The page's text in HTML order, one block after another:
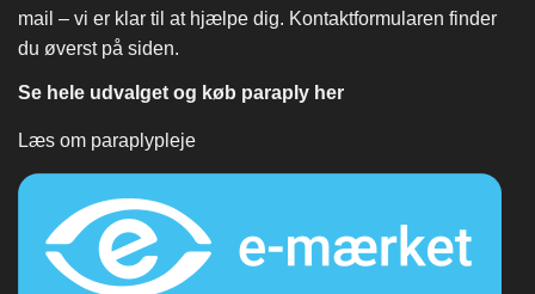
mail – vi er klar til at hjælpe dig. Kontaktformularen finder
du øverst på siden.
Se hele udvalget og køb paraply her
Læs om paraplypleje